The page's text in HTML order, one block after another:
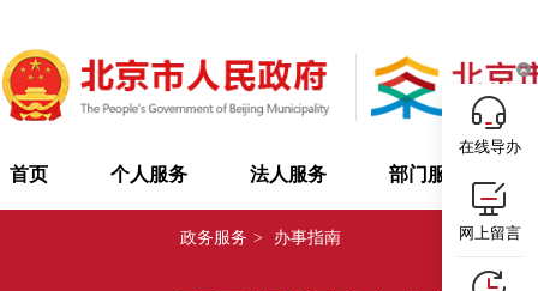
首页 个人服务 法人服务 部门服务
政务服务 > 办事指南
在线导办
网上留言